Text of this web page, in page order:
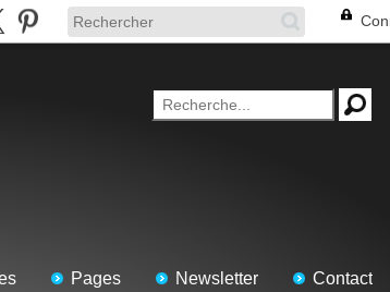
Pages Newsletter Contact